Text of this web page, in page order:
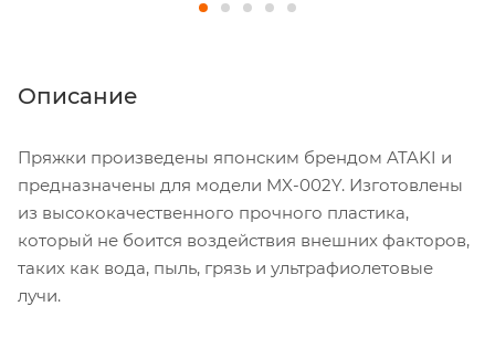
Описание
Пряжки произведены японским брендом ATAKI и
предназначены для модели MX-002Y. Изготовлены
из высококачественного прочного пластика,
который не боится воздействия внешних факторов,
таких как вода, пыль, грязь и ультрафиолетовые
лучи.